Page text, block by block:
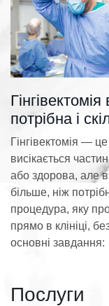
потрібна і
Гінгівектомія —
висікається
або здорова, але в
більше, ніж
процедура, яку
прямо в клініці,
основні завдання:
Послуги